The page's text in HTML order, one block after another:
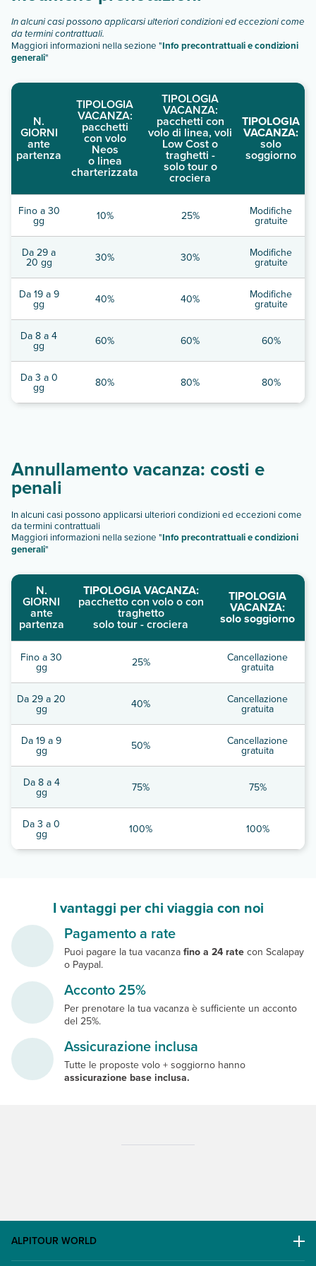
In alcuni casi possono applicarsi ulteriori condizioni ed eccezioni come
da termini contrattuali.
Maggiori informazioni nella sezione "Info precontrattuali e condizioni
generali"
N.
GIORNI
ante
partenza
TIPOLOGIA
VACANZA:
pacchetti
con volo
Neos
o linea
charterizzata
TIPOLOGIA
VACANZA:
pacchetti con
volo di linea, voli
Low Cost o
traghetti -
solo tour o
crociera
TIPOLOGIA
VACANZA:
solo
soggiorno
Fino a 30
gg 10% 25% Modifiche
gratuite
Da 29 a
20 gg 30% 30% Modifiche
gratuite
Da 19 a 9
gg 40% 40% Modifiche
gratuite
Da 8 a 4
gg 60% 60% 60%
Da 3 a 0
gg 80% 80% 80%
Annullamento vacanza: costi e
penali
In alcuni casi possono applicarsi ulteriori condizioni ed eccezioni come
da termini contrattuali
Maggiori informazioni nella sezione "Info precontrattuali e condizioni
generali"
N.
GIORNI
ante
partenza
TIPOLOGIA VACANZA:
pacchetto con volo o con
traghetto
solo tour - crociera
TIPOLOGIA
VACANZA:
solo soggiorno
Fino a 30
gg 25% Cancellazione
gratuita
Da 29 a 20
gg 40% Cancellazione
gratuita
Da 19 a 9
gg 50% Cancellazione
gratuita
Da 8 a 4
gg 75% 75%
Da 3 a 0
gg 100% 100%
I vantaggi per chi viaggia con noi
Pagamento a rate
Puoi pagare la tua vacanza fino a 24 rate con Scalapay
o Paypal.
Acconto 25%
Per prenotare la tua vacanza è sufficiente un acconto
del 25%.
Assicurazione inclusa
Tutte le proposte volo + soggiorno hanno
assicurazione base inclusa.
ALPITOUR WORLD